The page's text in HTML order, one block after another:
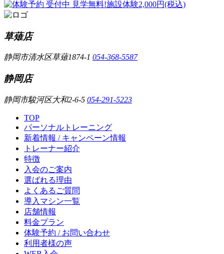
草薙店
静岡市清水区草薙1874-1 054-368-5587
静岡店
静岡市駿河区大和2-6-5 054-291-5223
TOP
パーソナルトレーニング
新着情報 / キャンペーン情報
トレーナー紹介
特徴
入会のご案内
選ばれる理由
よくあるご質問
導入マシン一覧
店舗情報
料金プラン
体験予約 / お問い合わせ
利用者様の声